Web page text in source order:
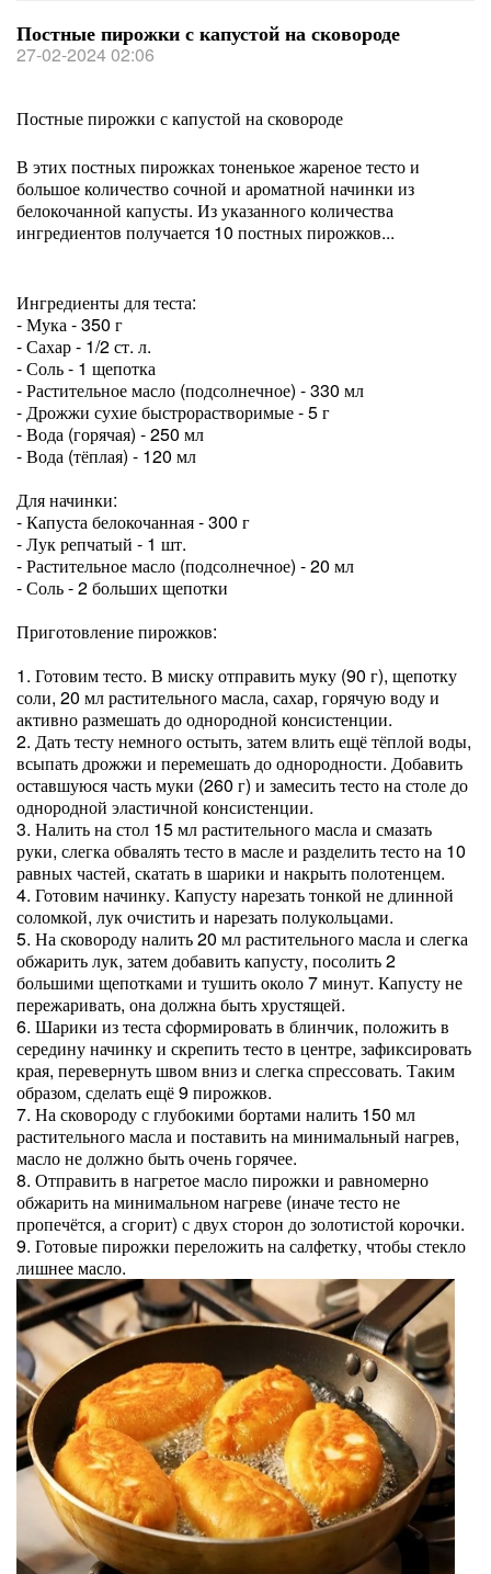
Постные пирожки с капустой на сковороде
27-02-2024 02:06
Постные пирожки с капустой на сковороде
В этих постных пирожках тоненькое жареное тесто и
большое количество сочной и ароматной начинки из
белокочанной капусты. Из указанного количества
ингредиентов получается 10 постных пирожков...
Ингредиенты для теста:
- Мука - 350 г
- Сахар - 1/2 ст. л.
- Соль - 1 щепотка
- Растительное масло (подсолнечное) - 330 мл
- Дрожжи сухие быстрорастворимые - 5 г
- Вода (горячая) - 250 мл
- Вода (тёплая) - 120 мл
Для начинки:
- Капуста белокочанная - 300 г
- Лук репчатый - 1 шт.
- Растительное масло (подсолнечное) - 20 мл
- Соль - 2 больших щепотки
Приготовление пирожков:
1. Готовим тесто. В миску отправить муку (90 г), щепотку
соли, 20 мл растительного масла, сахар, горячую воду и
активно размешать до однородной консистенции.
2. Дать тесту немного остыть, затем влить ещё тёплой воды,
всыпать дрожжи и перемешать до однородности. Добавить
оставшуюся часть муки (260 г) и замесить тесто на столе до
однородной эластичной консистенции.
3. Налить на стол 15 мл растительного масла и смазать
руки, слегка обвалять тесто в масле и разделить тесто на 10
равных частей, скатать в шарики и накрыть полотенцем.
4. Готовим начинку. Капусту нарезать тонкой не длинной
соломкой, лук очистить и нарезать полукольцами.
5. На сковороду налить 20 мл растительного масла и слегка
обжарить лук, затем добавить капусту, посолить 2
большими щепотками и тушить около 7 минут. Капусту не
пережаривать, она должна быть хрустящей.
6. Шарики из теста сформировать в блинчик, положить в
середину начинку и скрепить тесто в центре, зафиксировать
края, перевернуть швом вниз и слегка спрессовать. Таким
образом, сделать ещё 9 пирожков.
7. На сковороду с глубокими бортами налить 150 мл
растительного масла и поставить на минимальный нагрев,
масло не должно быть очень горячее.
8. Отправить в нагретое масло пирожки и равномерно
обжарить на минимальном нагреве (иначе тесто не
пропечётся, а сгорит) с двух сторон до золотистой корочки.
9. Готовые пирожки переложить на салфетку, чтобы стекло
лишнее масло.